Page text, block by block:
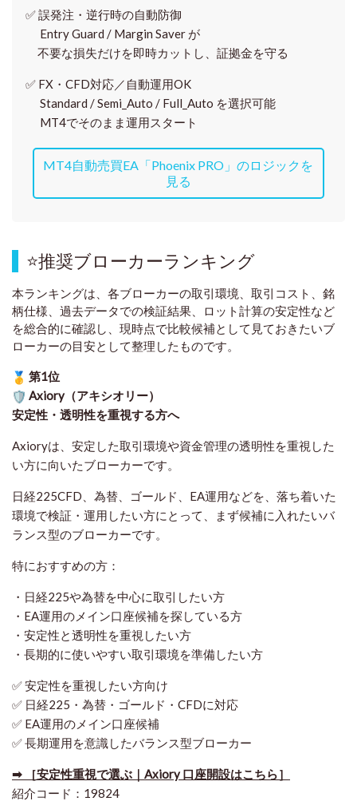
✅誤発注・逆行時の自動防御
Entry Guard / Margin Saver が
不要な損失だけを即時カットし、証拠金を守る
✅ FX・CFD対応／自動運用OK
Standard / Semi_Auto / Full_Auto を選択可能
MT4でそのまま運用スタート
MT4自動売買EA「Phoenix PRO」のロジックを
見る
⭐推奨ブローカーランキング
本ランキングは、各ブローカーの取引環境、取引コスト、銘
柄仕様、過去データでの検証結果、ロット計算の安定性など
を総合的に確認し、現時点で比較候補として見ておきたいブ
ローカーの目安として整理したものです。
第1位
Axiory（アキシオリー）
安定性・透明性を重視する方へ
Axioryは、安定した取引環境や資金管理の透明性を重視した
い方に向いたブローカーです。
日経225CFD、為替、ゴールド、EA運用などを、落ち着いた
環境で検証・運用したい方にとって、まず候補に入れたいバ
ランス型のブローカーです。
特におすすめの方：
・日経225や為替を中心に取引したい方
・EA運用のメイン口座候補を探している方
・安定性と透明性を重視したい方
・長期的に使いやすい取引環境を準備したい方
✅ 安定性を重視したい方向け
✅ 日経225・為替・ゴールド・CFDに対応
✅ EA運用のメイン口座候補
✅ 長期運用を意識したバランス型ブローカー
➡ ［安定性重視で選ぶ｜Axiory 口座開設はこちら］
紹介コード：19824